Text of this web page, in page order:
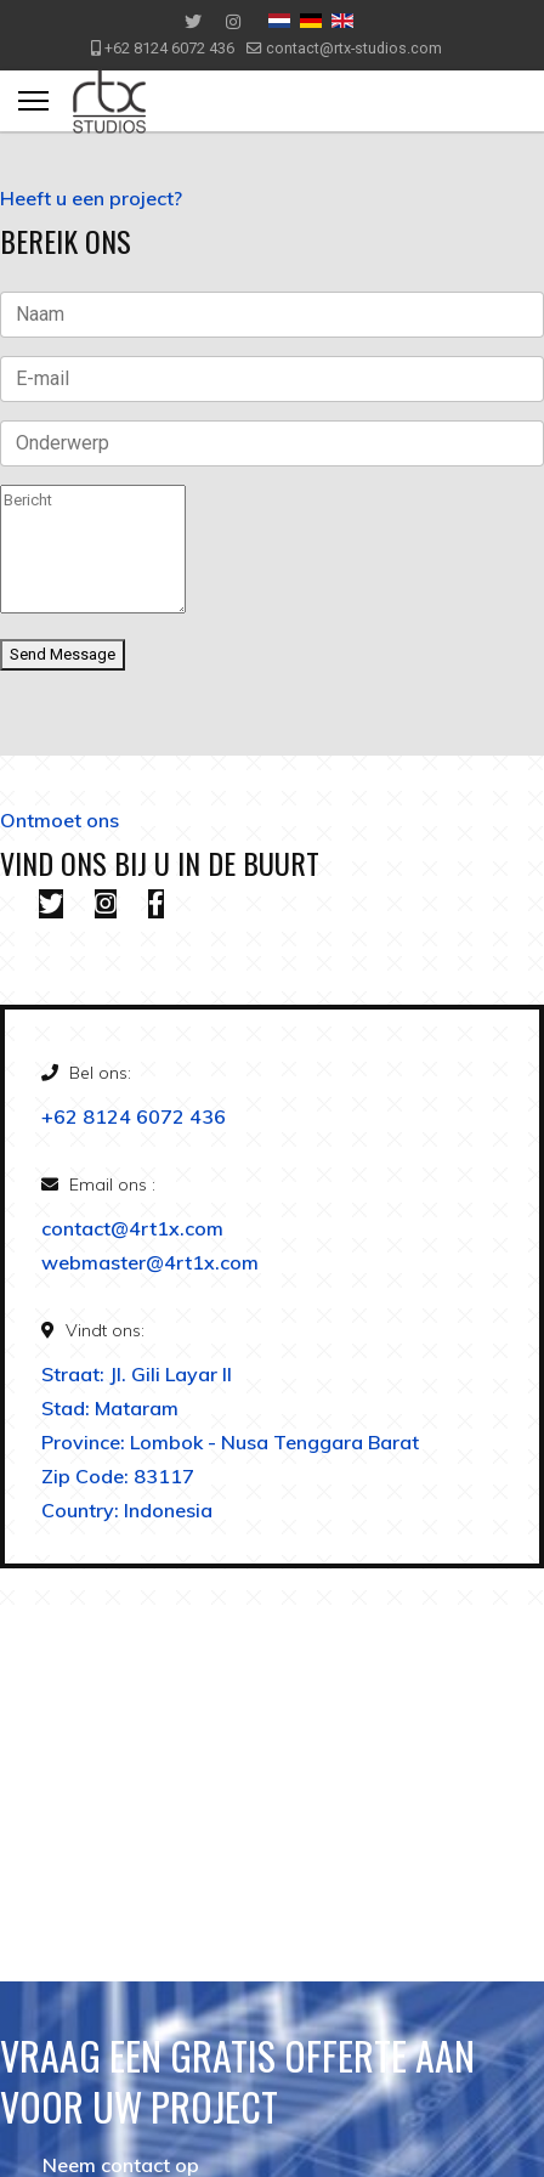
+62 8124 6072 436 contact@rtx-studios.com
Heeft u een project?
BEREIK ONS
Send Message
Ontmoet ons
VIND ONS BIJ U IN DE BUURT
Bel ons:
+62 8124 6072 436
Email ons :
contact@4rt1x.com
webmaster@4rt1x.com
Vindt ons:
Straat: Jl. Gili Layar II
Stad: Mataram
Province: Lombok - Nusa Tenggara Barat
Zip Code: 83117
Country: Indonesia
VRAAG EEN GRATIS OFFERTE AAN
VOOR UW PROJECT
Neem contact op